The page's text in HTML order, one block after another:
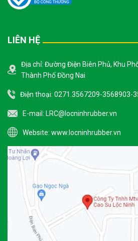
LIÊN HỆ
Địa chỉ: Đường Điện Biên Phủ, Khu
Thành Phố Đồng Nai
Điện thoại: 0271.3567209-3568903-
E-mail: LRC@locninhrubber.vn
Website: www.locninhrubber.vn